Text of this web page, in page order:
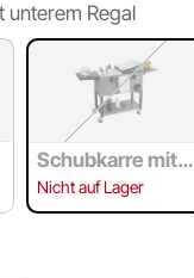
unterem Regal
Schubkarre mit u
nterem Regal
Nicht auf Lager